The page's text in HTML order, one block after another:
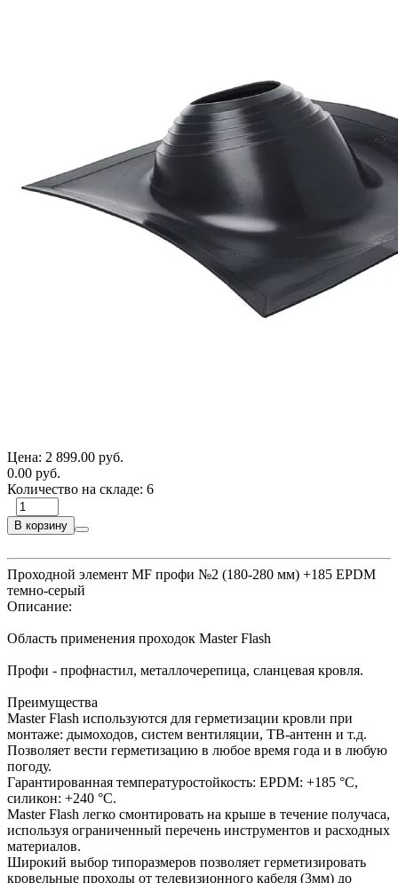
Цена: 2 899.00 руб.
0.00 руб.
Количество на складе: 6
В корзину
Проходной элемент MF профи №2 (180-280 мм) +185 EPDM
темно-серый
Описание:
Область применения проходок Master Flash
Профи - профнастил, металлочерепица, сланцевая кровля.
Преимущества
Master Flash используются для герметизации кровли при
монтаже: дымоходов, систем вентиляции, ТВ-антенн и т.д.
Позволяет вести герметизацию в любое время года и в любую
погоду.
Гарантированная температуростойкость: EPDM: +185 °С,
силикон: +240 °С.
Master Flash легко смонтировать на крыше в течение получаса,
используя ограниченный перечень инструментов и расходных
материалов.
Широкий выбор типоразмеров позволяет герметизировать
кровельные проходы от телевизионного кабеля (3мм) до